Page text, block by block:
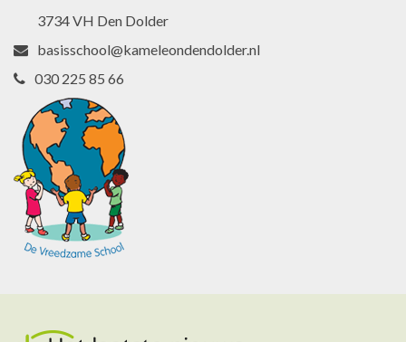
3734 VH Den Dolder
basisschool@kameleondendolder.nl
030 225 85 66